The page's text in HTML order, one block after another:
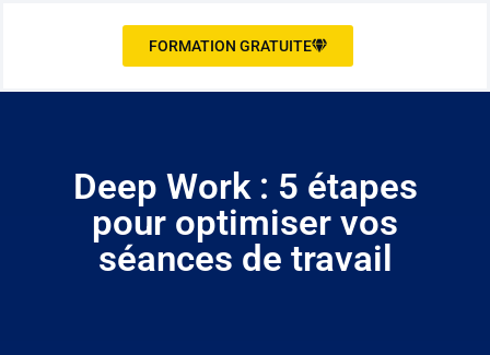
FORMATION GRATUITE
Deep Work : 5 étapes
pour optimiser vos
séances de travail